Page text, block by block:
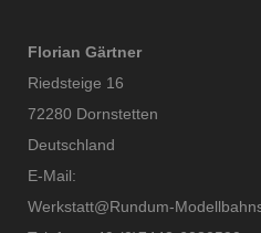
Florian Gärtner
Riedsteige 16
72280 Dornstetten
Deutschland
E-Mail:
Werkstatt@rundum-